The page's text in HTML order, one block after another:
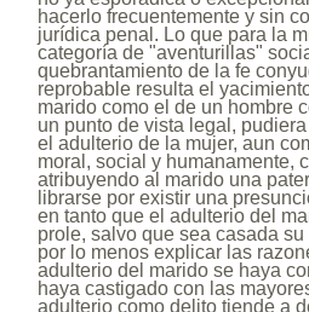
hacerlo frecuentemente y sin
jurídica penal. Lo que para la
categoría de "aventurillas"
quebrantamiento de la fe
reprobable resulta el
marido como el de un hombre
un punto de vista legal,
el adulterio de la mujer, aun
moral, social y humanamente,
atribuyendo al marido una
librarse por existir una
en tanto que el adulterio del
prole, salvo que sea casada
por lo menos explicar las
adulterio del marido se haya
haya castigado con las
adulterio como delito tiende a